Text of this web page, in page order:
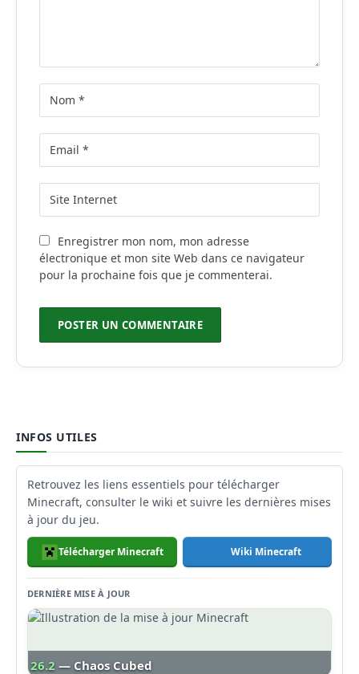
Enregistrer mon nom, mon adresse
électronique et mon site Web dans ce navigateur
pour la prochaine fois que je commenterai.
INFOS UTILES
Retrouvez les liens essentiels pour télécharger
Minecraft, consulter le wiki et suivre les dernières mises
à jour du jeu.
Télécharger Minecraft Wiki Minecraft
DERNIÈRE MISE À JOUR
26.2 — Chaos Cubed